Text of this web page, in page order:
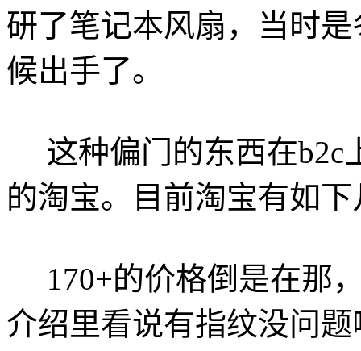
研了笔记本风扇，当时
候出手了。
这种偏门的东西在b2c
的淘宝。目前淘宝有如
170+的价格倒是在那
介绍里看说有指纹没问